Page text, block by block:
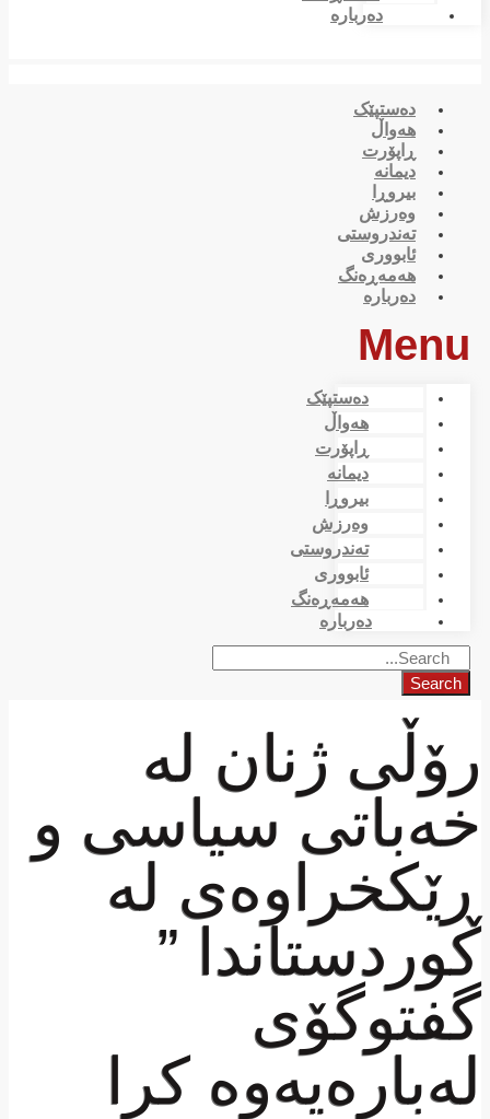
دەربارە
دەستپێک
هەواڵ
ڕاپۆرت
دیمانە
بیروڕا
وەرزش
تەندروستی
ئابووری
هەمەڕەنگ
دەربارە
Menu
دەستپێک
هەواڵ
ڕاپۆرت
دیمانە
بیروڕا
وەرزش
تەندروستی
ئابووری
هەمەڕەنگ
دەربارە
Search
رۆڵی ژنان لە
خەباتی سیاسی و
ڕێکخراوەی لە
کوردستاندا ”
گفتوگۆی
لەبارەیەوە کرا